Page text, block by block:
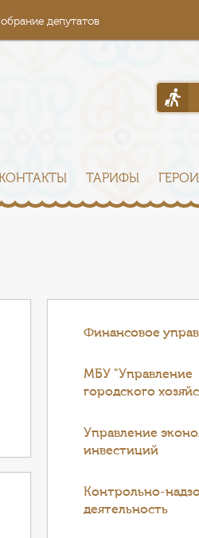
депутатов
ТАРИФЫ
Финансовое
МБУ "Управление
городского
Управление
инвестиций
Контрольно-
деятельность